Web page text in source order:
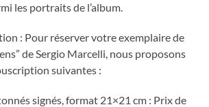
les portraits de l’album.
: Pour réserver votre exemplaire de
de Sergio Marcelli, nous proposons
suivantes :
signés, format 21×21 cm : Prix de